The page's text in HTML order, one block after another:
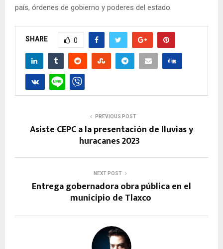
país, órdenes de gobierno y poderes del estado.
SHARE 0
PREVIOUS POST
Asiste CEPC a la presentación de lluvias y
huracanes 2023
NEXT POST
Entrega gobernadora obra pública en el
municipio de Tlaxco